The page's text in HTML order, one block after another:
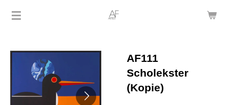
Ga
de
hoofdinhoud
AF111
Scholekster
(Kopie)